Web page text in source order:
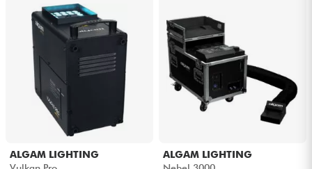
ALGAM LIGHTING
ALGAM LIGHTING